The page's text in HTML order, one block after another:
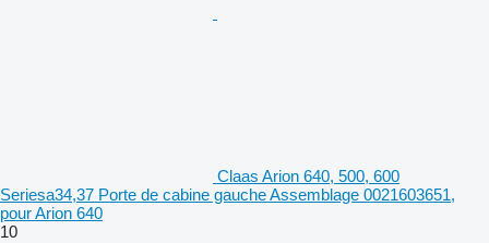
Claas Arion 640, 500, 600
Seriesa34,37 Porte de cabine gauche Assemblage 0021603651,
pour Arion 640
10